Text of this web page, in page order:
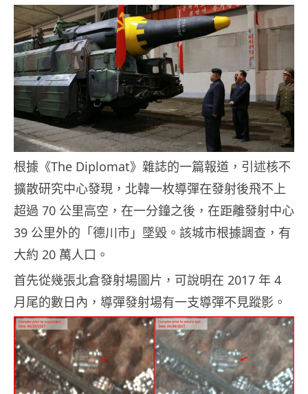
根據《The Diplomat》雜誌的一篇報道，引述核不
擴散研究中心發現，北韓一枚導彈在發射後飛不上
超過 70 公里高空，在一分鐘之後，在距離發射中心
39 公里外的「德川市」墜毀。該城市根據調查，有
大約 20 萬人口。
首先從幾張北倉發射場圖片，可說明在 2017 年 4
月尾的數日內，導彈發射場有一支導彈不見蹤影。